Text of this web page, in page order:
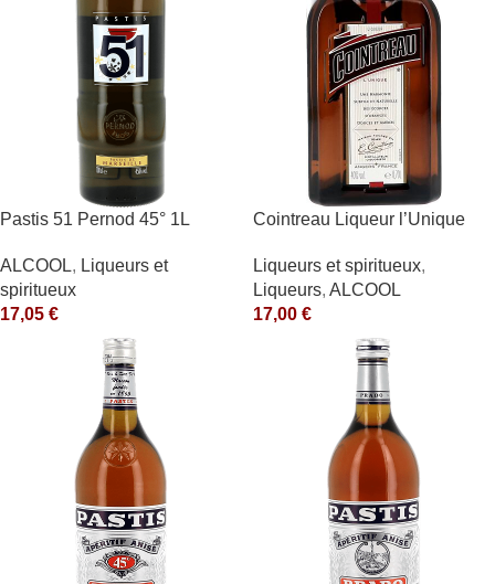
Pastis 51 Pernod 45° 1L
ALCOOL, Liqueurs et
spiritueux
17,05 €
Cointreau Liqueur l’Unique
Liqueurs et spiritueux,
Liqueurs, ALCOOL
17,00 €